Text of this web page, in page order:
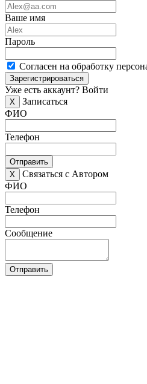
Ваше имя
Пароль
Согласен на обработку
Зарегистрироваться
Уже есть аккаунт? Войти
X
Записаться
ФИО
Телефон
Отправить
X
Связаться с Автором
ФИО
Телефон
Сообщение
Отправить